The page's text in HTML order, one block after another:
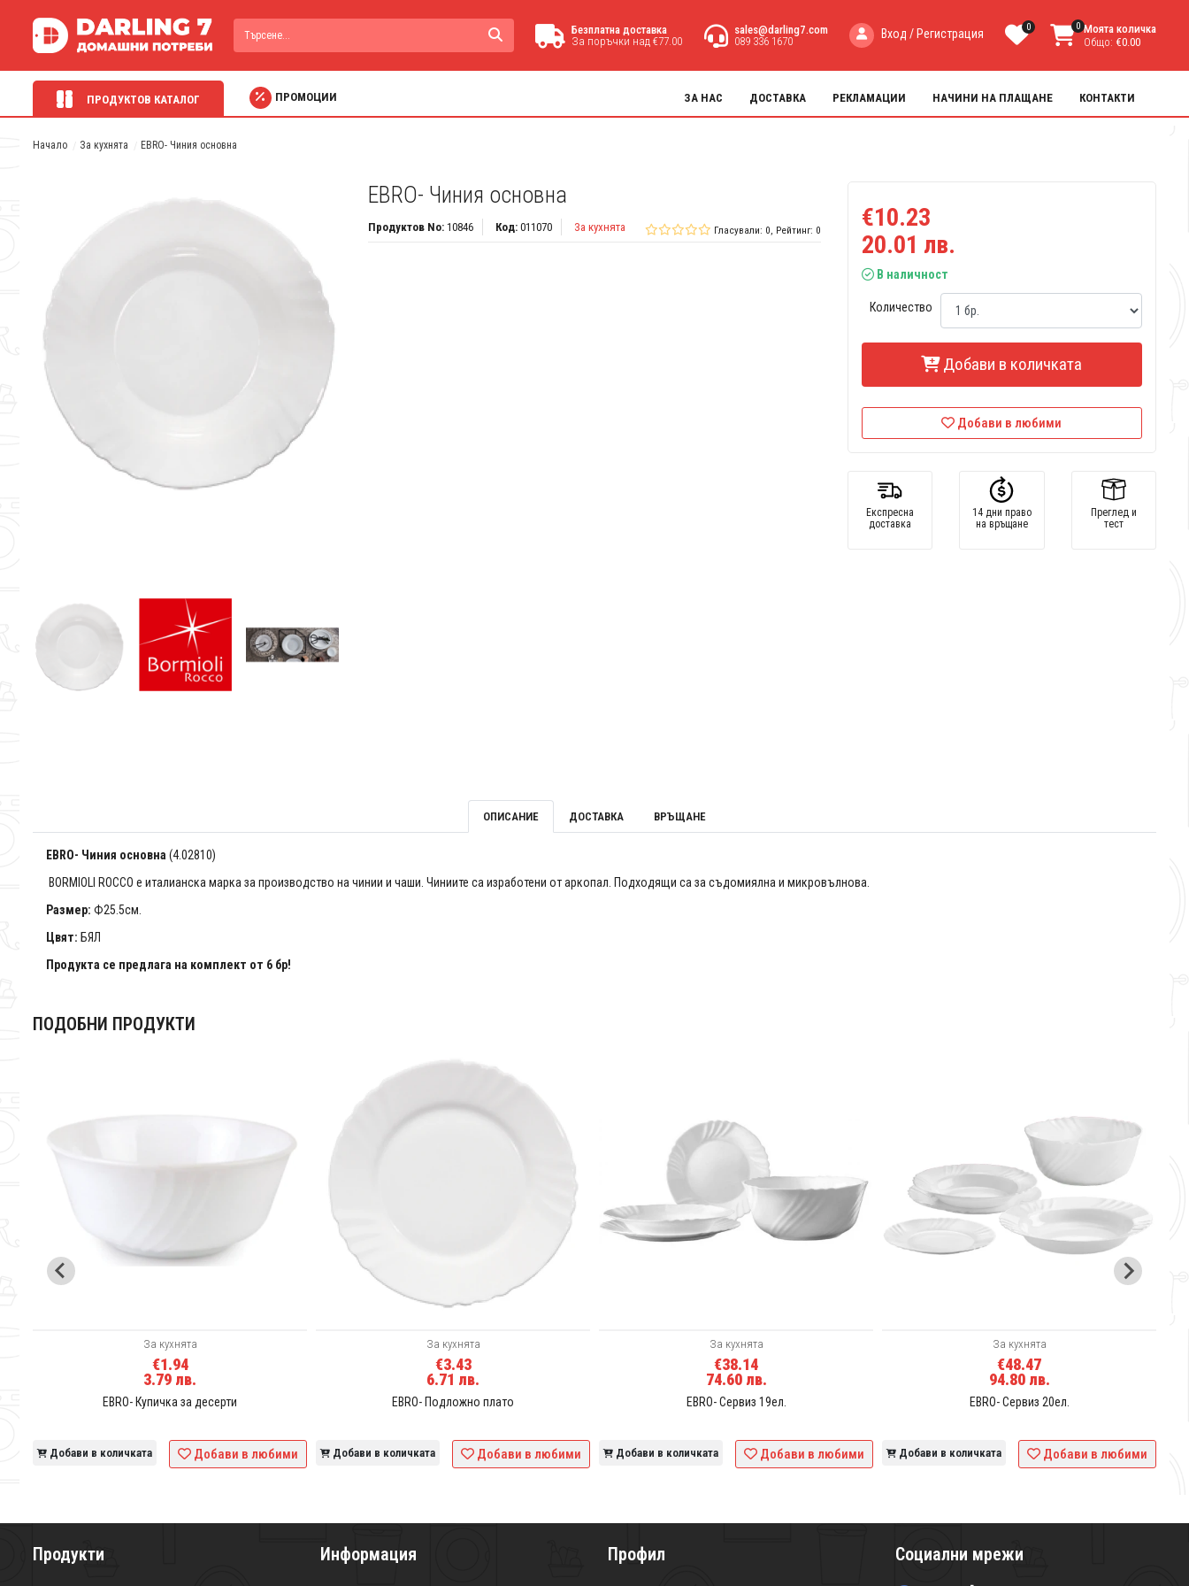
Безплатна доставка
За поръчки над €77.00
sales@darling7.com
089 336 1670
Вход / Регистрация 0 0 Моята количка
Общо: €0.00
ПРОДУКТОВ КАТАЛОГ ПРОМОЦИИ ЗА НАС ДОСТАВКА РЕКЛАМАЦИИ НАЧИНИ НА ПЛАЩАНЕ КОНТАКТИ
Начало За кухнята EBRO- Чиния основна
EBRO- Чиния основна
Продуктов No: 10846 Код: 011070 За кухнята Гласували: 0, Рейтинг: 0
€10.23
20.01 лв.
В наличност
Количество
Добави в количката
Добави в любими
Експресна
доставка
14 дни право
на връщане
Преглед и
тест
ОПИСАНИЕ ДОСТАВКА ВРЪЩАНЕ
EBRO- Чиния основна (4.02810)
BORMIOLI ROCCO е италианска марка за производство на чинии и чаши. Чиниите са изработени от аркопал. Подходящи са за съдомиялна и микровълнова.
Размер: Ф25.5см.
Цвят: БЯЛ
Продукта се предлага на комплект от 6 бр!
ПОДОБНИ ПРОДУКТИ
За кухнята
€1.94
3.79 лв.
EBRO- Купичка за десерти
Добави в количката Добави в любими
За кухнята
€3.43
6.71 лв.
EBRO- Подложно плато
Добави в количката Добави в любими
За кухнята
€38.14
74.60 лв.
EBRO- Сервиз 19ел.
Добави в количката Добави в любими
За кухнята
€48.47
94.80 лв.
EBRO- Сервиз 20ел.
Добави в количката Добави в любими
Продукти Информация Профил Социални мрежи